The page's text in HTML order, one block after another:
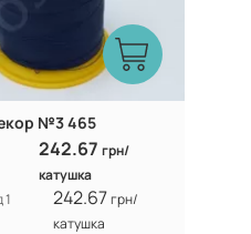
№3 465
242.67грн/
катушка
1
242.67грн/
катушка